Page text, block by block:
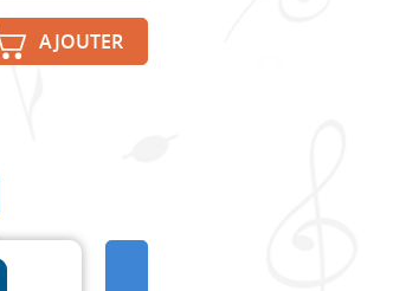
AJOUTER